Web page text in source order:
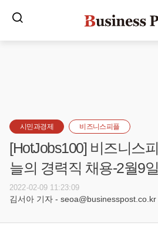
시민과경제 비즈니스피플
[HotJobs100] 비즈니스
늘의 경력직 채용-2월9일
2022-02-09 11:23:09
김서아 기자 - seoa@businesspost.co.kr